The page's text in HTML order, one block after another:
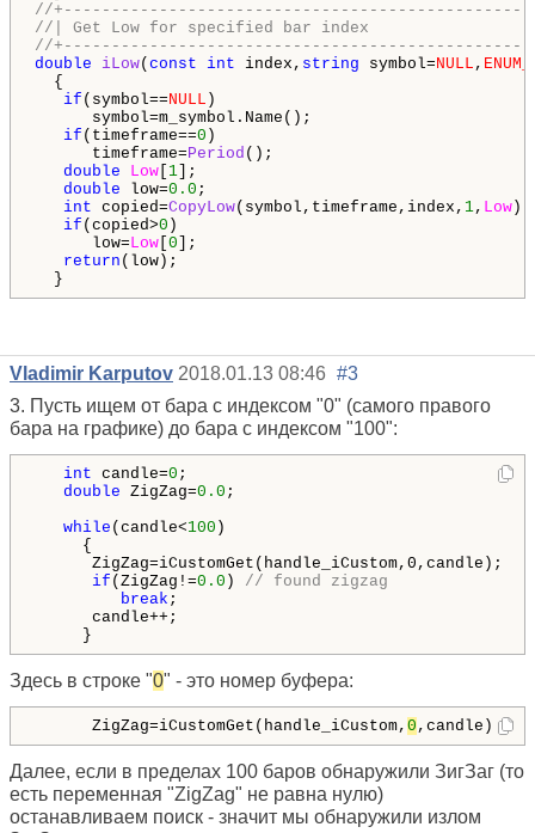
//
//| Get Low for specified bar index
//
double
iLow( const int index, string symbol=NULL ,
{
if (symbol==NULL )
symbol=m_symbol.Name();
if (timeframe==0 )
timeframe=Period ();
double
Low 1 ];
double low=0.0 ;
int copied=CopyLow(symbol,timeframe,index, 1, Low );
if (copied>0 )
low=Low 0 ];
return (low);
}
Vladimir Karputov 2018.01.13 08:46 #3
3. Пусть ищем от бара с индексом "0" (самого правого
бара на графике) до бара с индексом "100":
int candle=0 ;
double ZigZag=0.0 ;
while (candle<100 )
{
ZigZag=iCustomGet(handle_iCustom,0,candle);
if (ZigZag!=0.0 ) // found zigzag
break ;
candle++;
}
Здесь в строке "0" - это номер буфера:
ZigZag=iCustomGet(handle_iCustom, 0 ,candle);
Далее, если в пределах 100 баров обнаружили ЗигЗаг (то
есть переменная "ZigZag" не равна нулю)
останавливаем поиск - значит мы обнаружили излом